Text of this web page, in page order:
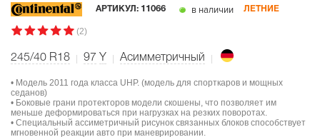
АРТИКУЛ: 11066 в наличии ЛЕТНИЕ
(2)
245/40 R18 97 Y Асимметричный
• Модель 2011 года класса UHP. (модель для спорткаров и мощных
седанов)
• Боковые грани протекторов модели скошены, что позволяет им
меньше деформироваться при нагрузках на резких поворотах.
• Специальный ассиметричный рисунок связанных блоков способствует
мгновенной реакции авто при маневрировании.